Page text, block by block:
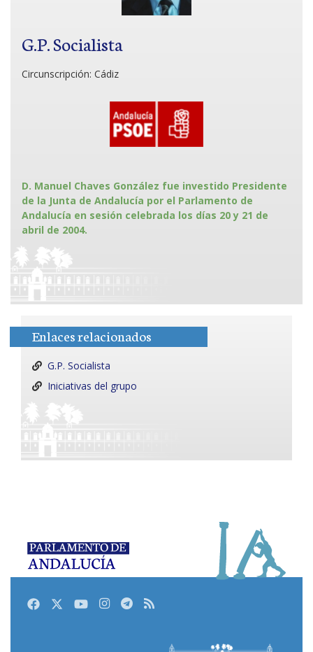
G.P. Socialista
Circunscripción: Cádiz
D. Manuel Chaves González fue investido Presidente
de la Junta de Andalucía por el Parlamento de
Andalucía en sesión celebrada los días 20 y 21 de
abril de 2004.
Enlaces relacionados
G.P. Socialista
Iniciativas del grupo
FacebookTwitterYoutubeInstagram
Telegram
RSS